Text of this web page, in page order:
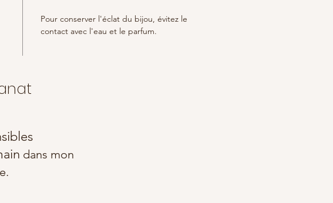
Pour conserver l'éclat du bijou, évitez le
contact avec l'eau et le parfum.
dans mon